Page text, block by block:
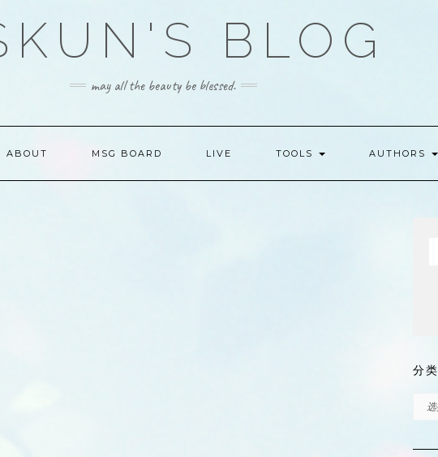
BLOG
may all the beauty be blessed.
ABOUT MSG BOARD LIVE TOOLS AUTHORS
分类